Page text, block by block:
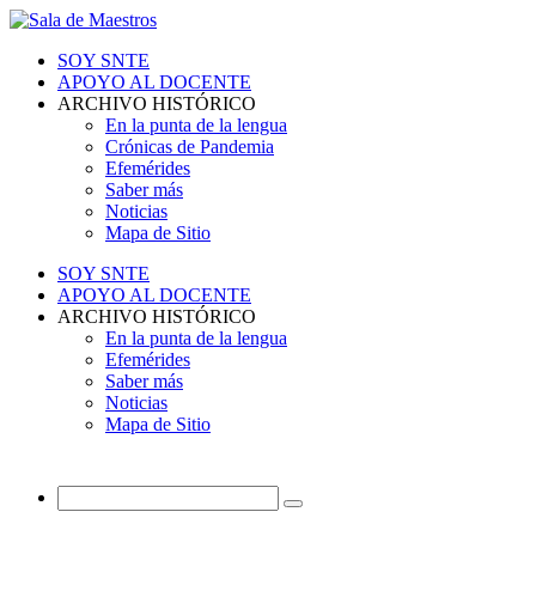
SOY SNTE
APOYO AL DOCENTE
ARCHIVO HISTÓRICO
En la punta de la lengua
Crónicas de Pandemia
Efemérides
Saber más
Noticias
Mapa de Sitio
SOY SNTE
APOYO AL DOCENTE
ARCHIVO HISTÓRICO
En la punta de la lengua
Efemérides
Saber más
Noticias
Mapa de Sitio